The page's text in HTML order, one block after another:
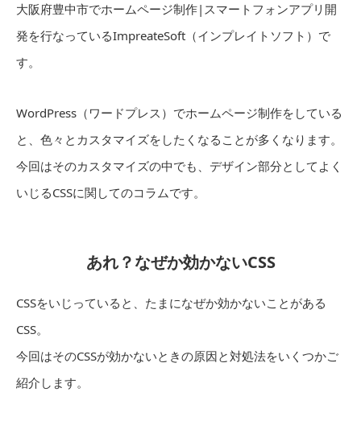
大阪府豊中市でホームページ制作|スマートフォンアプリ開
発を行なっているImpreateSoft（インプレイトソフト）で
す。
WordPress（ワードプレス）でホームページ制作をしている
と、色々とカスタマイズをしたくなることが多くなります。
今回はそのカスタマイズの中でも、デザイン部分としてよく
いじるCSSに関してのコラムです。
あれ？なぜか効かないCSS
CSSをいじっていると、たまになぜか効かないことがある
CSS。
今回はそのCSSが効かないときの原因と対処法をいくつかご
紹介します。